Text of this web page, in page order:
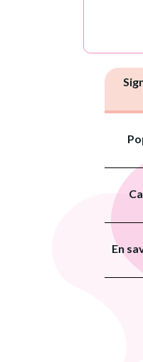
En